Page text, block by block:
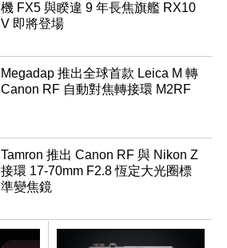
機 FX5 與睽違 9 年長焦旗艦 RX10
V 即將登場
Megadap 推出全球首款 Leica M 轉
Canon RF 自動對焦轉接環 M2RF
Tamron 推出 Canon RF 與 Nikon Z
接環 17-70mm F2.8 恆定大光圈標
準變焦鏡